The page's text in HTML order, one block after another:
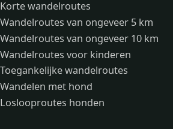
Korte wandelroutes
Wandelroutes van ongeveer 5 km
Wandelroutes van ongeveer 10 km
Wandelroutes voor kinderen
Toegankelijke wandelroutes
Wandelen met hond
Loslooproutes honden